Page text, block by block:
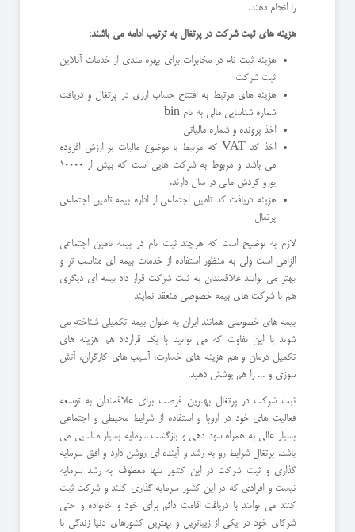
را انجام دهند.
هزینه های ثبت شرکت در پرتغال به ترتیب ادامه می باشند:
هزینه ثبت نام در مخابرات برای بهره مندی از خدمات آنلاین
ثبت شرکت
هزینه های مرتبط به افتتاح حساب ارزی در پرتغال و دریافت
شماره شناسایی مالی به نام bin
اخذ پرونده و شماره مالیاتی
اخذ کد VAT که مرتبط با موضوع مالیات بر ارزش افزوده
می باشد و مربوط به شرکت هایی است که بیش از 10000
یورو گردش مالی در سال دارند.
هزینه دریافت کد تامین اجتماعی از اداره بیمه تامین اجتماعی
پرتغال
لازم به توضیح است که هرچند ثبت نام در بیمه تامین اجتماعی
الزامی است ولی به منظور استفاده از خدمات بیمه ای مناسب تر و
بهتر می توانند علاقمندان به ثبت شرکت قرار داد بیمه ای دیگری
هم با شرکت های بیمه خصوصی منعقد نمایند
بیمه های خصوصی همانند ایران به عنوان بیمه تکمیلی شناخته می
شوند با این تفاوت که می توانید با یک قرارداد هم هزینه های
تکمیل درمان و هم هزینه های خسارت، آسیب های کارگران، آتش
سوزی و ... را هم پوشش دهید.
ثبت شرکت در پرتغال بهترین فرصت برای علاقمندان به توسعه
فعالیت های خود در اروپا و استفاده از شرایط محیطی و اجتماعی
بسیار عالی به همراه سود دهی و بازگشت سرمایه بسیار مناسبی می
باشد. پرتغال شرایط رو به رشد و آینده ای روشن دارد و افق سرمایه
گذاری و ثبت شرکت در این کشور تنها معطوف به رشد سرمایه
نیست و افرادی که در این کشور سرمایه گذاری کنند و شرکت ثبت
کنند می توانند با دریافت اقامت دائم برای خود و خانواده و حتی
شرکای خود در یکی از زیباترین و بهترین کشورهای دنیا زندگی با